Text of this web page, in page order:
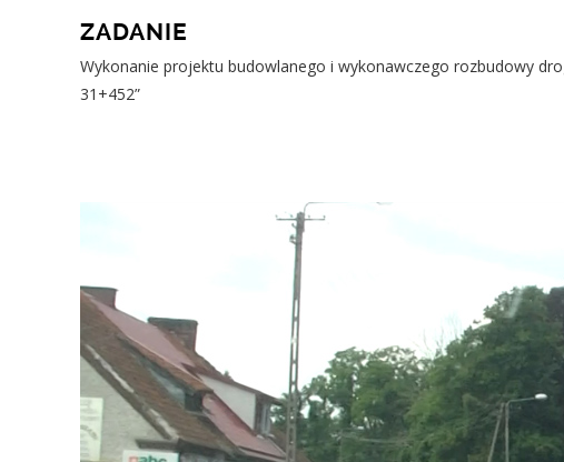
ZADANIE
Wykonanie projektu budowlanego i wykonawczego rozbudowy
31+452”